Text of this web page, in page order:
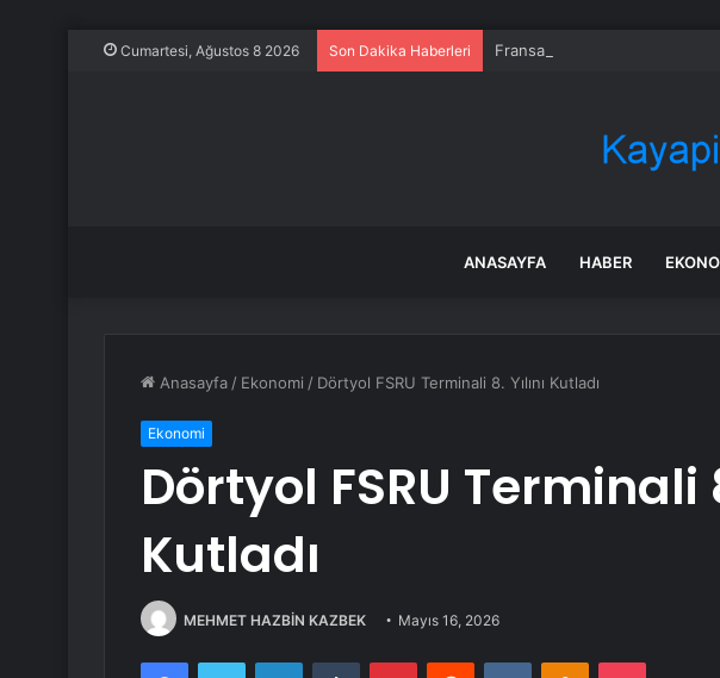
Cumartesi, Ağustos 8 2026 Son Dakika Haberleri Fransa’daki yangınlarda 4
ANASAYFA HABER
Anasayfa / Ekonomi / Dörtyol FSRU Terminali 8. Yılını Kutladı
Ekonomi
Dörtyol FSRU Terminali
Kutladı
MEHMET HAZBİN KAZBEK Mayıs 16, 2026
FacebookTwitter LinkedInTumblr PinterestReddit VKontakteOdnoklassniki
Pocket